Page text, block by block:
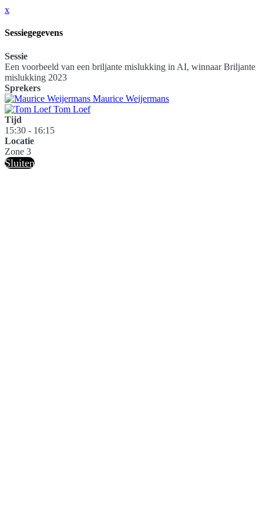
x
Sessiegegevens
Sessie
Een voorbeeld van een briljante mislukking in AI, winnaar Briljante
mislukking 2023
Sprekers
Maurice Weijermans
Tom Loef
Tijd
15:30 - 16:15
Locatie
Zone 3
Sluiten